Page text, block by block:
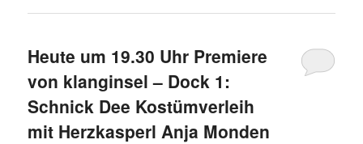
Heute um 19.30 Uhr Premiere
von klanginsel – Dock 1:
Schnick Dee Kostümverleih
mit Herzkasperl Anja Monden